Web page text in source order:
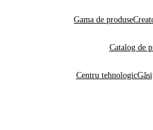
Gama de produse
Catalog de
Centru tehnologic